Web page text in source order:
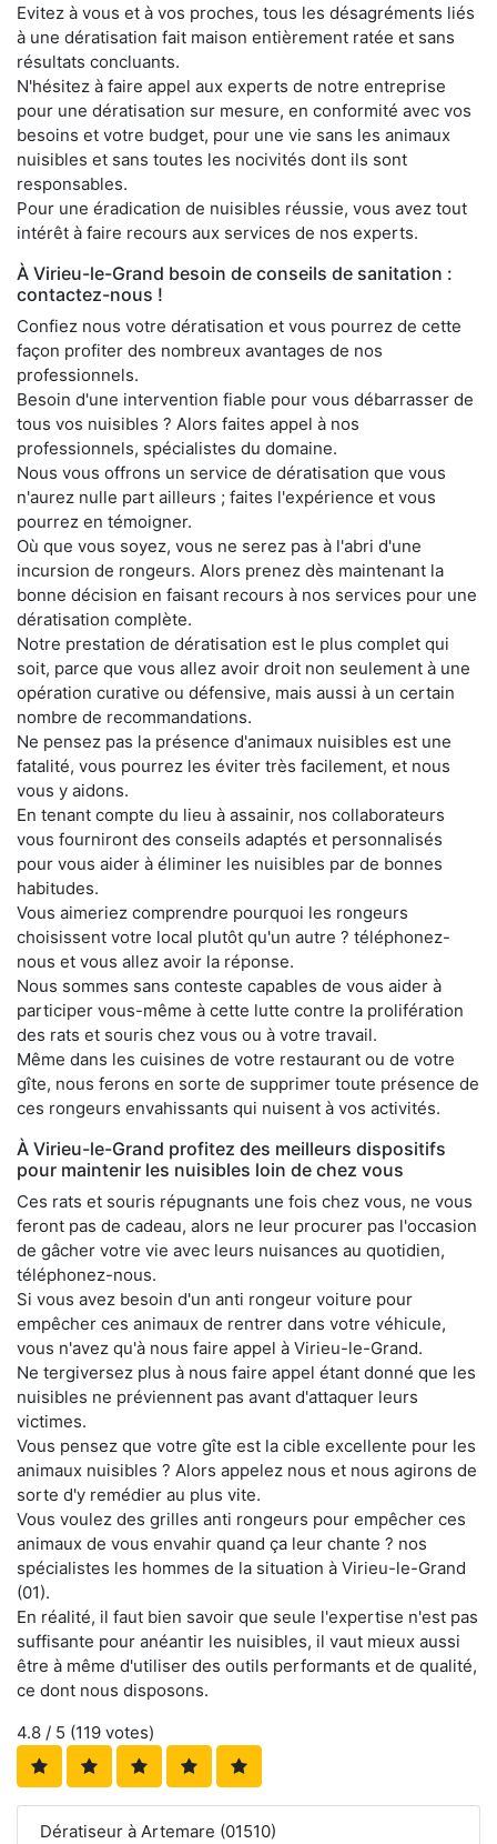
Evitez à vous et à vos proches, tous les désagréments liés
à une dératisation fait maison entièrement ratée et sans
résultats concluants.
N'hésitez à faire appel aux experts de notre entreprise
pour une dératisation sur mesure, en conformité avec vos
besoins et votre budget, pour une vie sans les animaux
nuisibles et sans toutes les nocivités dont ils sont
responsables.
Pour une éradication de nuisibles réussie, vous avez tout
intérêt à faire recours aux services de nos experts.
À Virieu-le-Grand besoin de conseils de sanitation :
contactez-nous !
Confiez nous votre dératisation et vous pourrez de cette
façon profiter des nombreux avantages de nos
professionnels.
Besoin d'une intervention fiable pour vous débarrasser de
tous vos nuisibles ? Alors faites appel à nos
professionnels, spécialistes du domaine.
Nous vous offrons un service de dératisation que vous
n'aurez nulle part ailleurs ; faites l'expérience et vous
pourrez en témoigner.
Où que vous soyez, vous ne serez pas à l'abri d'une
incursion de rongeurs. Alors prenez dès maintenant la
bonne décision en faisant recours à nos services pour une
dératisation complète.
Notre prestation de dératisation est le plus complet qui
soit, parce que vous allez avoir droit non seulement à une
opération curative ou défensive, mais aussi à un certain
nombre de recommandations.
Ne pensez pas la présence d'animaux nuisibles est une
fatalité, vous pourrez les éviter très facilement, et nous
vous y aidons.
En tenant compte du lieu à assainir, nos collaborateurs
vous fourniront des conseils adaptés et personnalisés
pour vous aider à éliminer les nuisibles par de bonnes
habitudes.
Vous aimeriez comprendre pourquoi les rongeurs
choisissent votre local plutôt qu'un autre ? téléphonez-
nous et vous allez avoir la réponse.
Nous sommes sans conteste capables de vous aider à
participer vous-même à cette lutte contre la prolifération
des rats et souris chez vous ou à votre travail.
Même dans les cuisines de votre restaurant ou de votre
gîte, nous ferons en sorte de supprimer toute présence de
ces rongeurs envahissants qui nuisent à vos activités.
À Virieu-le-Grand profitez des meilleurs dispositifs
pour maintenir les nuisibles loin de chez vous
Ces rats et souris répugnants une fois chez vous, ne vous
feront pas de cadeau, alors ne leur procurer pas l'occasion
de gâcher votre vie avec leurs nuisances au quotidien,
téléphonez-nous.
Si vous avez besoin d'un anti rongeur voiture pour
empêcher ces animaux de rentrer dans votre véhicule,
vous n'avez qu'à nous faire appel à Virieu-le-Grand.
Ne tergiversez plus à nous faire appel étant donné que les
nuisibles ne préviennent pas avant d'attaquer leurs
victimes.
Vous pensez que votre gîte est la cible excellente pour les
animaux nuisibles ? Alors appelez nous et nous agirons de
sorte d'y remédier au plus vite.
Vous voulez des grilles anti rongeurs pour empêcher ces
animaux de vous envahir quand ça leur chante ? nos
spécialistes les hommes de la situation à Virieu-le-Grand
(01).
En réalité, il faut bien savoir que seule l'expertise n'est pas
suffisante pour anéantir les nuisibles, il vaut mieux aussi
être à même d'utiliser des outils performants et de qualité,
ce dont nous disposons.
4.8 / 5 (119 votes)
Dératiseur à Artemare (01510)